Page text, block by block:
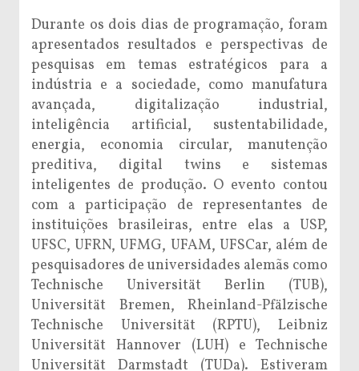
Durante os dois dias de programação, foram
apresentados resultados e perspectivas de
pesquisas em temas estratégicos para a
indústria e a sociedade, como manufatura
avançada, digitalização industrial,
inteligência artificial, sustentabilidade,
energia, economia circular, manutenção
preditiva, digital twins e sistemas
inteligentes de produção. O evento contou
com a participação de representantes de
instituições brasileiras, entre elas a USP,
UFSC, UFRN, UFMG, UFAM, UFSCar, além de
pesquisadores de universidades alemãs como
Technische Universität Berlin (TUB),
Universität Bremen, Rheinland-Pfälzische
Technische Universität (RPTU), Leibniz
Universität Hannover (LUH) e Technische
Universität Darmstadt (TUDa). Estiveram